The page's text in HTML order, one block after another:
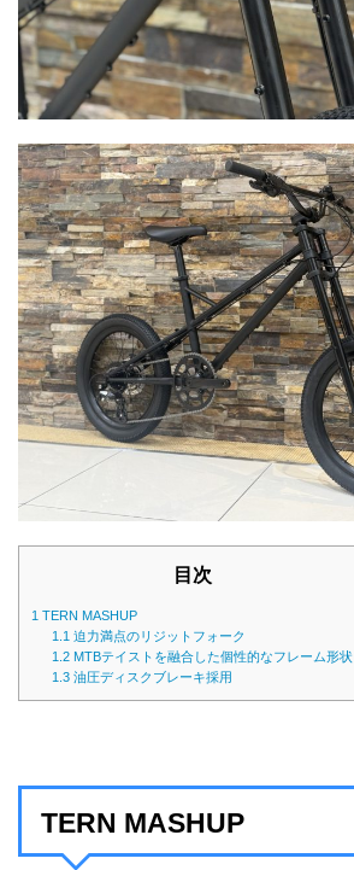
目次
1 TERN MASHUP
1.1 迫力満点のリジットフォーク
1.2 MTBテイストを融合した個性的なフレーム形状
1.3 油圧ディスクブレーキ採用
TERN MASHUP